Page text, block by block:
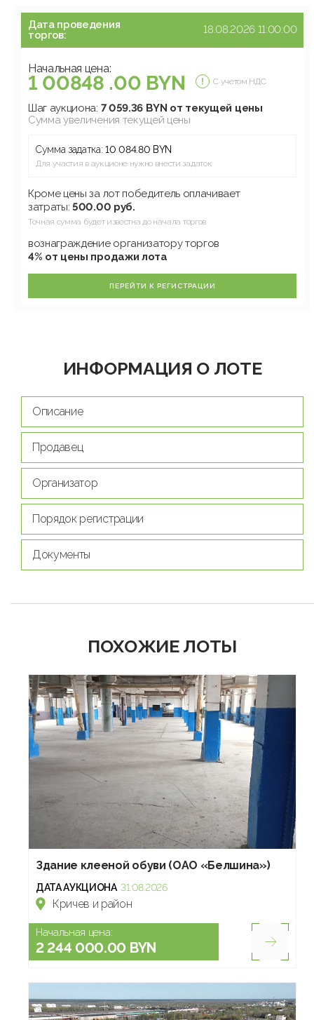
Дата проведения
торгов:
18.08.2026 11:00:00
Начальная цена:
1 00848 .00 BYN С учетом НДС
Шаг аукциона: 7 059.36 BYN от текущей цены
Сумма увеличения текущей цены
Сумма задатка:10 084.80 BYN
Для участия в аукционе нужно внести задаток
Кроме цены за лот победитель оплачивает
затраты:500.00 руб.
Точная сумма будет известна до начала торгов
вознаграждение организатору торгов
4% от цены продажи лота
ПЕРЕЙТИ К РЕГИСТРАЦИИ
ИНФОРМАЦИЯ О ЛОТЕ
Описание
Продавец
Организатор
Порядок регистрации
Документы
ПОХОЖИЕ ЛОТЫ
Здание клееной обуви (ОАО «Белшина»)
ДАТА АУКЦИОНА 31.08.2026
Кричев и район
Начальная цена:
2 244 000.00 BYN